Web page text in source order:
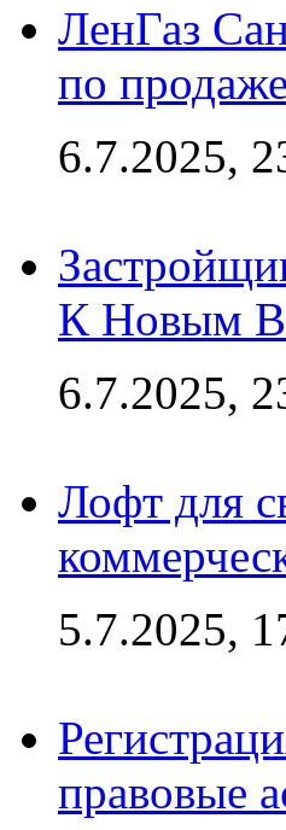
ЛенГаз
по
6.7.2025,
К Новым
6.7.2025,
Лофт для
5.7.2025,
правовые